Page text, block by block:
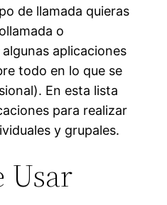
de llamada quieras
o
aplicaciones
todo en lo que se
En esta lista
para realizar
y grupales.
Usar